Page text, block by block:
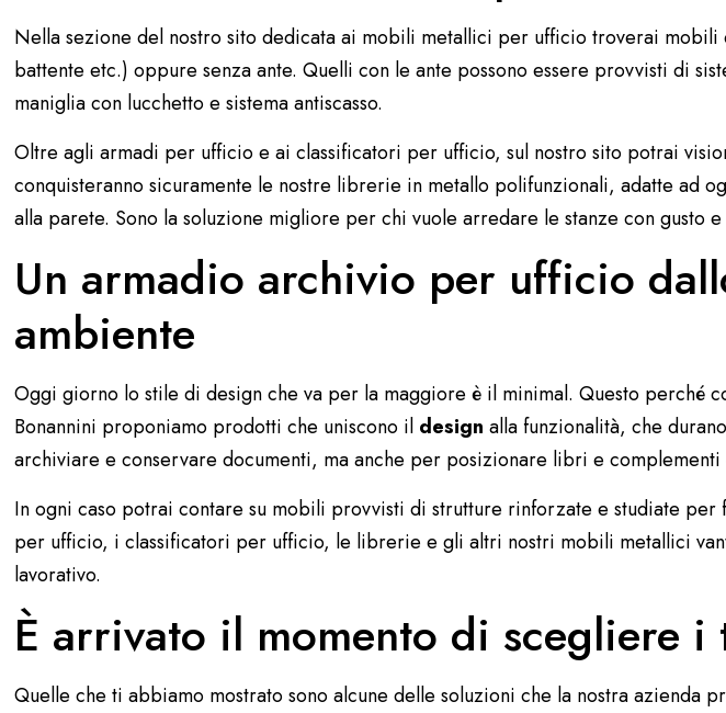
Nella sezione del nostro sito dedicata ai mobili metallici per ufficiotroverai mobili
battente etc.) oppure senza ante. Quelli con le ante possono essere provvisti di
maniglia con lucchetto e sistema antiscasso.
Oltre agli armadi per ufficio e ai classificatori per ufficio, sul nostro sito potrai
conquisteranno sicuramente le nostre librerie in metallo polifunzionali, adatte ad
alla parete. Sono la soluzione migliore per chi vuole arredare le stanze con gusto
Un armadio archivio per ufficio
ambiente
Oggi giorno lo stile di design che va per la maggiore è il minimal. Questo
Bonannini proponiamo prodotti che uniscono il design alla funzionalità, che
archiviare e conservare documenti, ma anche per posizionare libri e complementi
In ogni caso potrai contare su mobili provvisti di strutture rinforzate e studiate
per ufficio, i classificatori per ufficio, le librerie e gli altri nostri mobili metallici
lavorativo.
È arrivato il momento di scegliere
Quelle che ti abbiamo mostrato sono alcune delle soluzioni che la nostra